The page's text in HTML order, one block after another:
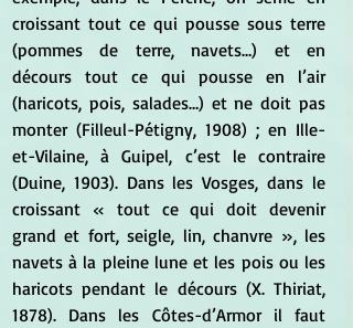
croissant tout ce qui pousse sous terre
(pommes de terre, navets…) et en
décours tout ce qui pousse en l’air
(haricots, pois, salades…) et ne doit pas
monter (Filleul-Pétigny, 1908) ; en Ille-
et-Vilaine, à Guipel, c’est le contraire
(Duine, 1903). Dans les Vosges, dans le
croissant « tout ce qui doit devenir
grand et fort, seigle, lin, chanvre », les
navets à la pleine lune et les pois ou les
haricots pendant le décours (X. Thiriat,
1878). Dans les Côtes-d’Armor il faut